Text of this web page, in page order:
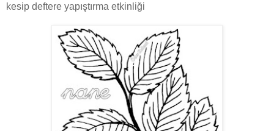
kesip deftere yapıştırma etkinliği